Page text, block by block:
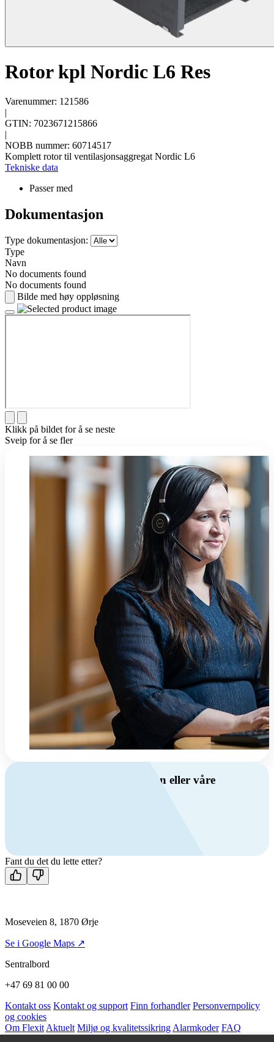
Rotor kpl Nordic L6 Res
Varenummer: 121586
|
GTIN: 7023671215866
|
NOBB nummer: 60714517
Komplett rotor til ventilasjonsaggregat Nordic L6
Tekniske data
Passer med
Dokumentasjon
Type dokumentasjon:
Type
Navn
No documents found
No documents found
Bilde med høy oppløsning
Klikk på bildet for å se neste
Sveip for å se fler
Har du spørsmål om ventilasjon eller våre
Kontakt oss
Fant du det du lette etter?
Moseveien 8, 1870 Ørje
Se i Google Maps ↗
Sentralbord
+47 69 81 00 00
Kontakt oss Kontakt og support Finn forhandler Personvernpolicy
og cookies
Om Flexit Aktuelt Miljø og kvalitetssikring Alarmkoder FAQ